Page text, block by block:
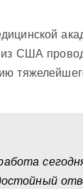
США